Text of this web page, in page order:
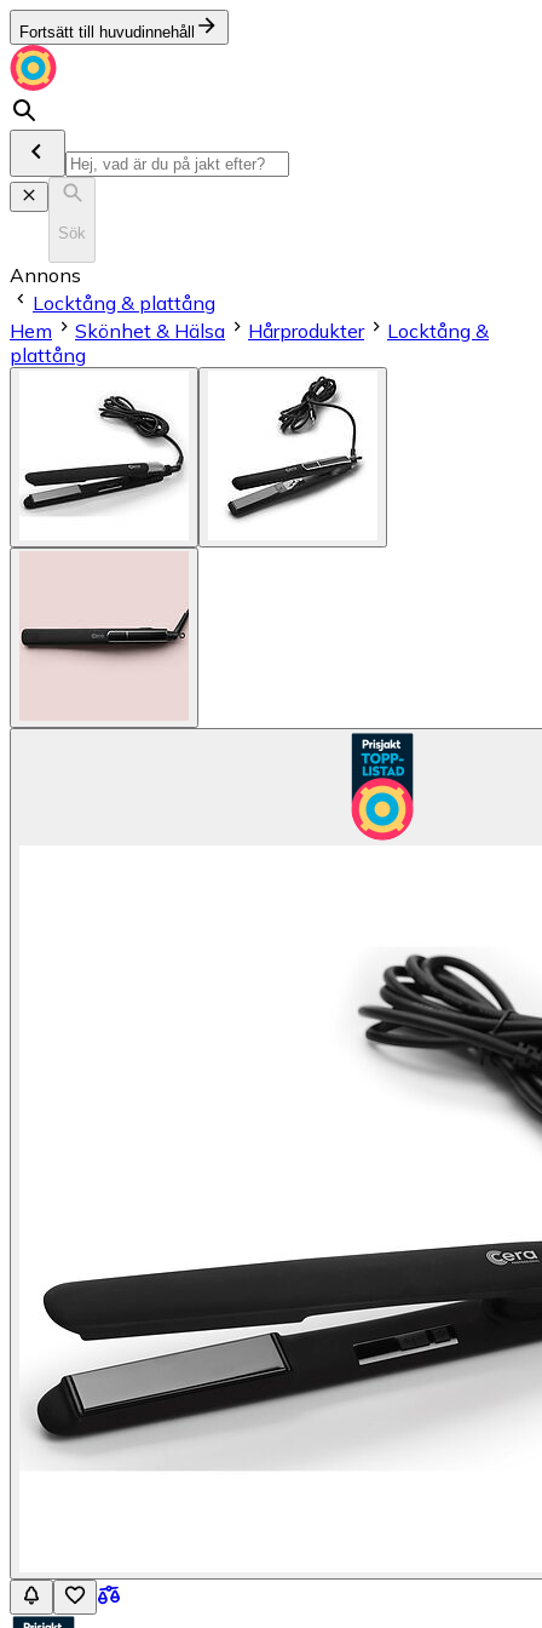
Fortsätt till huvudinnehåll
Sök
Annons
Locktång & plattång
Hem
Skönhet & Hälsa Hårprodukter
Locktång &
plattång